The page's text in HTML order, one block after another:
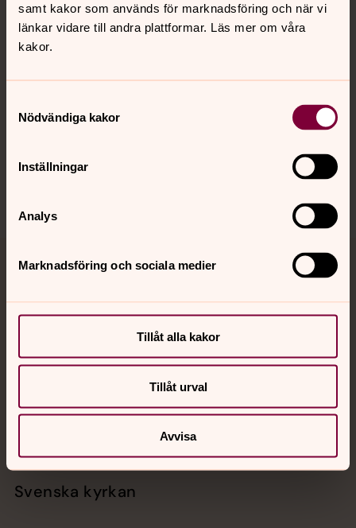
samt kakor som används för marknadsföring och när vi
länkar vidare till andra plattformar. Läs mer om våra
kakor.
Nödvändiga kakor
Inställningar
Analys
Marknadsföring och sociala medier
Tillåt alla kakor
Tillåt urval
Avvisa
Kalender
Jourhavande präst
med en präst på kvällar och nätter.
Telefon 112
Svenska kyrkan